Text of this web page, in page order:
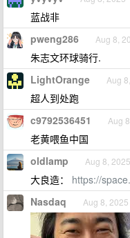
蓝战非
pweng286 Aug 8,
朱志文环球骑行.
LightOrange Aug
超人到处跑
c9792536451 Aug
老黄喂鱼中国
oldlamp Aug 8, 2025
大良造： https://
Nasdaq Aug 8, 2025